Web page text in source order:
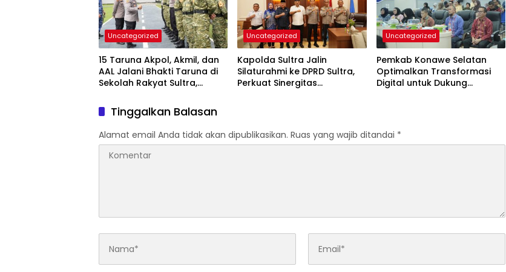
Uncategorized
15 Taruna Akpol, Akmil, dan
AAL Jalani Bhakti Taruna di
Sekolah Rakyat Sultra,
Nasionalisme
Uncategorized
Kapolda Sultra Jalin
Silaturahmi ke DPRD Sultra,
Perkuat Sinergitas
Uncategorized
Pemkab Konawe Selatan
Optimalkan Transformasi
Digital untuk Dukung
Tinggalkan Balasan
Alamat email Anda tidak akan dipublikasikan. Ruas yang wajib ditandai *